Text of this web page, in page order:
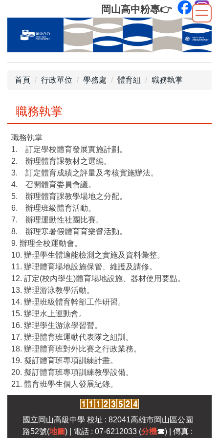
到
內
岡山高中粉專👉
首頁 行政單位 學務處 體育組 職務執掌
職務執掌
職務執掌
1. 訂定學校體育發展實施計劃。
2. 辦理體育課教材之選編。
3. 訂定體育成績之評量及考核實施辦法。
4. 召開體育委員會議。
5. 辦理體育課教學場地之分配。
6. 辦理班級體育活動。
7. 辦理運動性社團比賽。
8. 辦理寒暑假體育育樂營活動。
9. 辦理全校運動會。
10. 辦理學生體適能檢測之實施及資料彙整。
11. 辦理體育場地設施保管、維護及請修。
12. 訂定(校內學生)體育場地設施、器材使用要點。
13. 辦理游泳教學活動。
14. 辦理班級體育幹部工作研習。
15. 辦理水上運動會。
16. 辦理學生游泳學習營。
17. 辦理體育班運動代表隊之組訓。
18. 辦理體育班對外比賽之行政業務。
19. 擬訂體育班專項訓練計畫。
20. 擬訂體育班專項訓練教學設備。
21. 體育班學生個人發展紀錄。
國立岡山高級中學 校址 : 82041高雄市岡山區公園
路52號(地圖) | 電話 : 07-6212033 (分機☎) | 傳真 :